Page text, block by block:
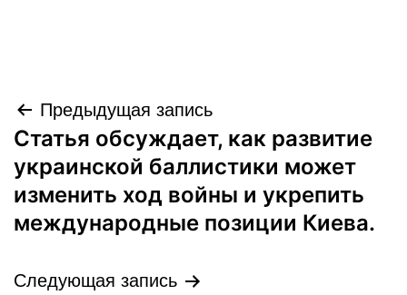
Навигация
по
записям
Предыдущая запись
Статья обсуждает, как развитие
украинской баллистики может
изменить ход войны и укрепить
международные позиции Киева.
Следующая запись